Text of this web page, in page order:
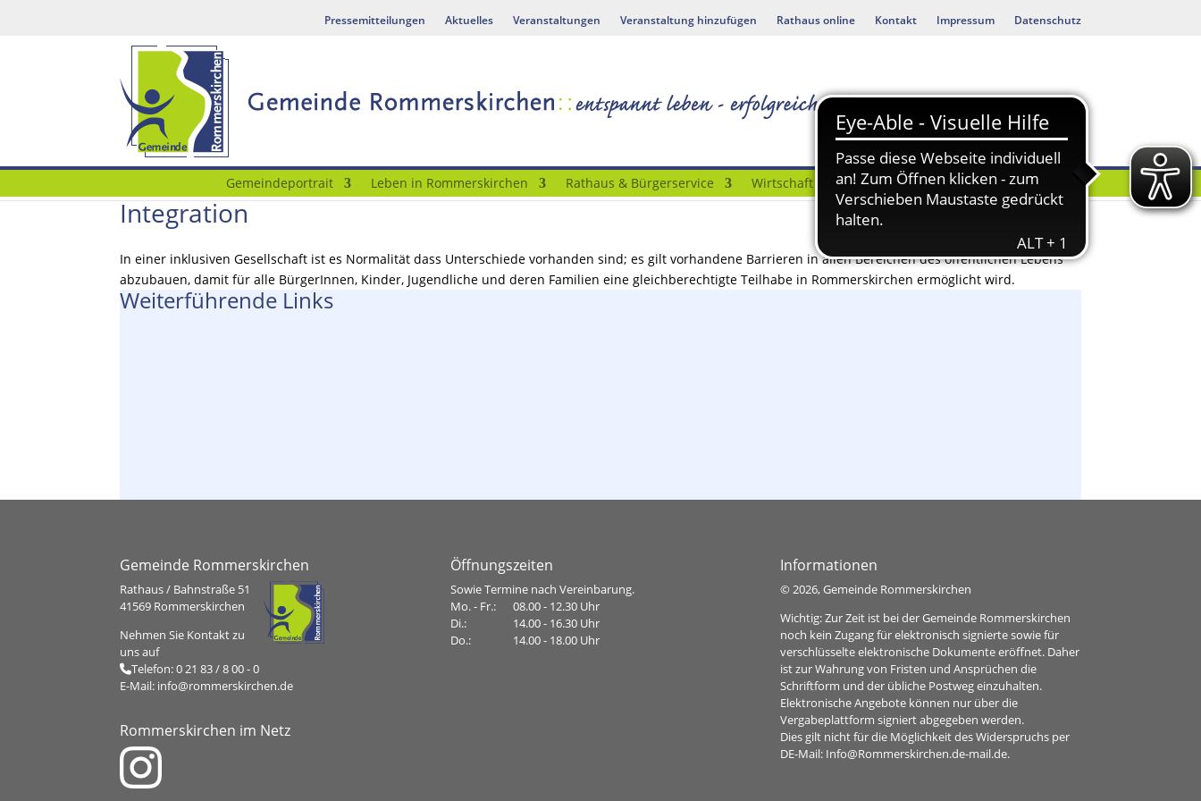
Pressemitteilungen Aktuelles Veranstaltungen Veranstaltung hinzufügen Rathaus online Kontakt Impressum Datenschutz
Gemeindeportrait Leben in Rommerskirchen Rathaus & Bürgerservice Wirtschaft Bauen & Umwelt
Integration
In einer inklusiven Gesellschaft ist es Normalität dass Unterschiede vorhanden sind; es gilt vorhandene Barrieren in allen Bereichen des öffentlichen Lebens
abzubauen, damit für alle BürgerInnen, Kinder, Jugendliche und deren Familien eine gleichberechtigte Teilhabe in Rommerskirchen ermöglicht wird.
Weiterführende Links
Gemeinde Rommerskirchen
Rathaus / Bahnstraße 51
41569 Rommerskirchen
Nehmen Sie Kontakt zu
uns auf
Telefon:0 21 83 / 8 00 - 0
E-Mail: info@rommerskirchen.de
Rommerskirchen im Netz
Öffnungszeiten
Sowie Termine nach Vereinbarung.
Mo. - Fr.:
08.00 - 12.30 Uhr
Di.:
14.00 - 16.30 Uhr
Do.:
14.00 - 18.00 Uhr
Informationen
© 2026, Gemeinde Rommerskirchen
Wichtig: Zur Zeit ist bei der Gemeinde Rommerskirchen
noch kein Zugang für elektronisch signierte sowie für
verschlüsselte elektronische Dokumente eröffnet. Daher
ist zur Wahrung von Fristen und Ansprüchen die
Schriftform und der übliche Postweg einzuhalten.
Elektronische Angebote können nur über die
Vergabeplattform signiert abgegeben werden.
Dies gilt nicht für die Möglichkeit des Widerspruchs per
DE-Mail: Info@Rommerskirchen.de-mail.de.